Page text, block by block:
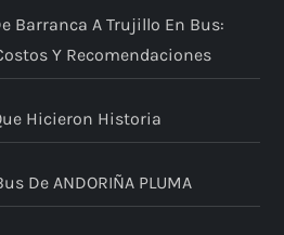
Barranca A Trujillo En Bus:
Y Recomendaciones
Hicieron Historia
De ANDORIÑA PLUMA